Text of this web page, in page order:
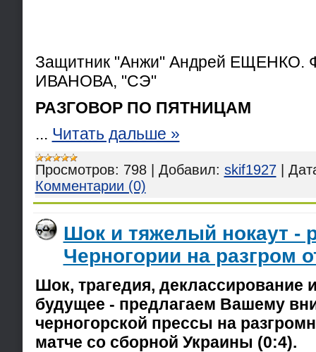
Защитник "Анжи" Андрей ЕЩЕНКО.
ИВАНОВА, "СЭ"
РАЗГОВОР ПО ПЯТНИЦАМ
... Читать дальше »
Просмотров: 798 Добавил: skif1927
Комментарии (0)
Шок и тяжелый нокаут -
Черногории на разгром
Шок, трагедия, деклассирование
будущее - предлагаем Вашему
черногорской прессы на
матче со сборной Украины (0:4).